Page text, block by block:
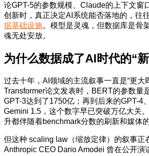
论GPT-5的参数规模、Claude的上下文窗
创新时，真正决定AI系统能否落地的，往
据基础设施。模型是灵魂，但数据库是
魂无处安放。
为什么数据成了AI时代的“
过去十年，AI领域的主流叙事一直是“更大
Transformer论文发表时，BERT的参数量
GPT-3达到了1750亿；再到后来的GPT-4
Gemini 1.5，这个数字早已突破万亿大关
升都伴随着benchmark分数的刷新和媒体
但这种 scaling law（缩放定律）的叙事正
Anthropic CEO Dario Amodei 曾在公开演